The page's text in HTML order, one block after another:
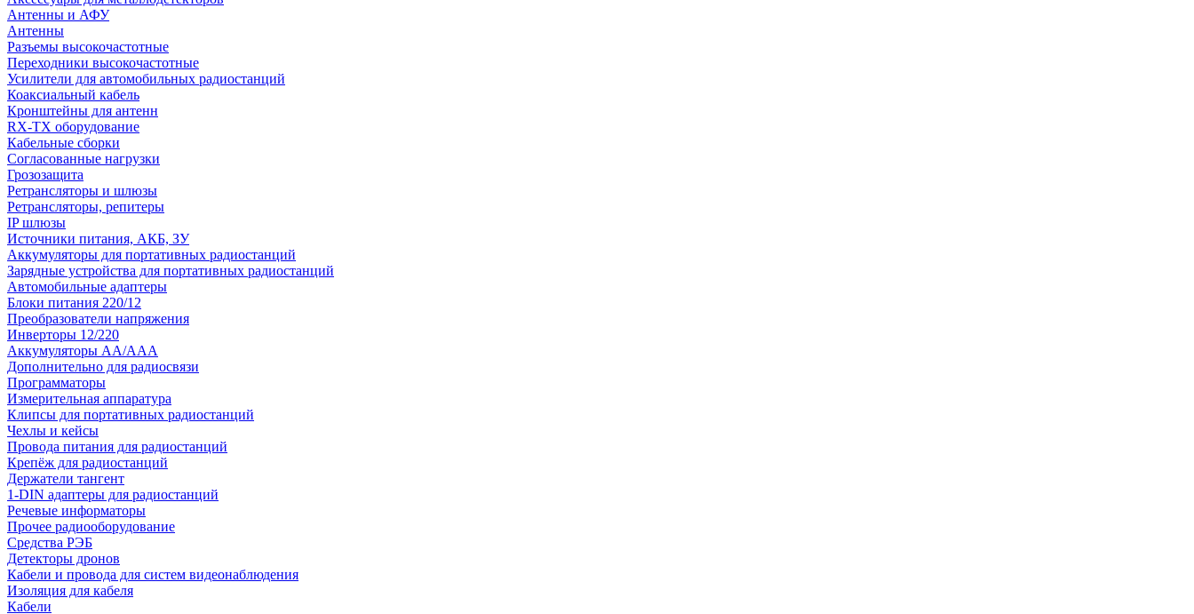
Антенны и АФУ
Антенны
Разъемы высокочастотные
Переходники высокочастотные
Усилители для автомобильных радиостанций
Коаксиальный кабель
Кронштейны для антенн
RX-TX оборудование
Кабельные сборки
Согласованные нагрузки
Грозозащита
Ретрансляторы и шлюзы
Ретрансляторы, репитеры
IP шлюзы
Источники питания, АКБ, ЗУ
Аккумуляторы для портативных радиостанций
Зарядные устройства для портативных радиостанций
Автомобильные адаптеры
Блоки питания 220/12
Преобразователи напряжения
Инверторы 12/220
Аккумуляторы АА/ААА
Дополнительно для радиосвязи
Программаторы
Измерительная аппаратура
Клипсы для портативных радиостанций
Чехлы и кейсы
Провода питания для радиостанций
Крепёж для радиостанций
Держатели тангент
1-DIN адаптеры для радиостанций
Речевые информаторы
Прочее радиооборудование
Средства РЭБ
Детекторы дронов
Кабели и провода для систем видеонаблюдения
Изоляция для кабеля
Кабели